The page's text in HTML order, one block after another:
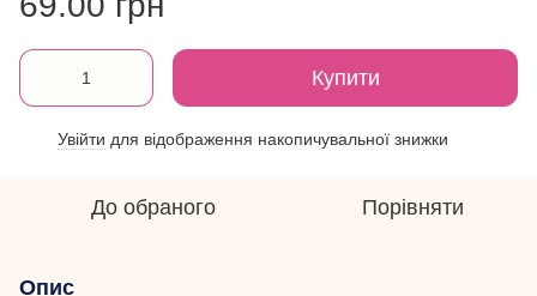
Купити
Увійти для відображення накопичувальної знижки
До обраного Порівняти
Опис